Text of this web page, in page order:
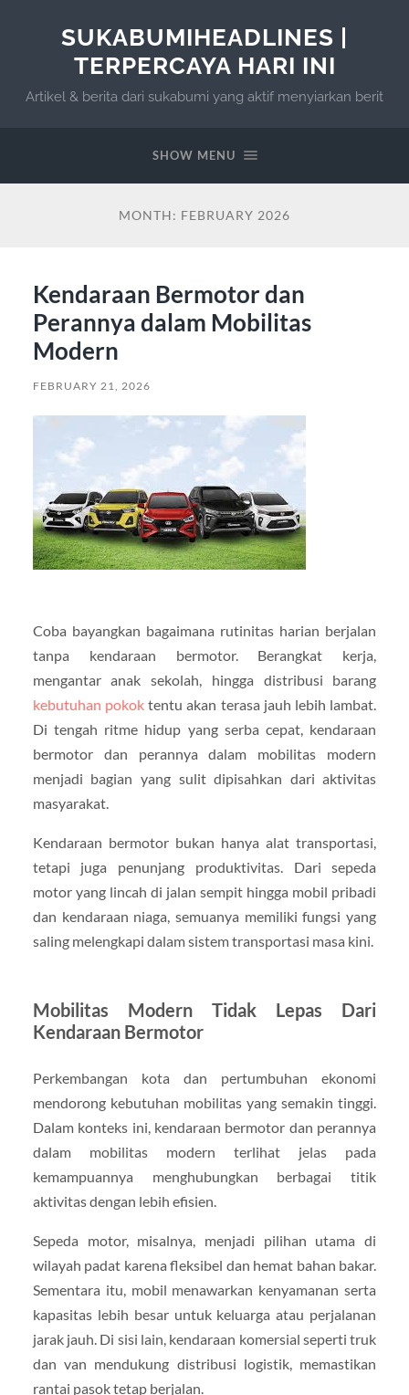
SUKABUMIHEADLINES |
TERPERCAYA HARI INI
Artikel & berita dari sukabumi yang aktif menyiarkan berit
SHOW MENU
MONTH: FEBRUARY 2026
Kendaraan Bermotor dan
Perannya dalam Mobilitas
Modern
FEBRUARY 21, 2026
Coba bayangkan bagaimana rutinitas harian berjalan
tanpa kendaraan bermotor. Berangkat kerja,
mengantar anak sekolah, hingga distribusi barang
kebutuhan pokok tentu akan terasa jauh lebih lambat.
Di tengah ritme hidup yang serba cepat, kendaraan
bermotor dan perannya dalam mobilitas modern
menjadi bagian yang sulit dipisahkan dari aktivitas
masyarakat.
Kendaraan bermotor bukan hanya alat transportasi,
tetapi juga penunjang produktivitas. Dari sepeda
motor yang lincah di jalan sempit hingga mobil pribadi
dan kendaraan niaga, semuanya memiliki fungsi yang
saling melengkapi dalam sistem transportasi masa kini.
Mobilitas Modern Tidak Lepas Dari
Kendaraan Bermotor
Perkembangan kota dan pertumbuhan ekonomi
mendorong kebutuhan mobilitas yang semakin tinggi.
Dalam konteks ini, kendaraan bermotor dan perannya
dalam mobilitas modern terlihat jelas pada
kemampuannya menghubungkan berbagai titik
aktivitas dengan lebih efisien.
Sepeda motor, misalnya, menjadi pilihan utama di
wilayah padat karena fleksibel dan hemat bahan bakar.
Sementara itu, mobil menawarkan kenyamanan serta
kapasitas lebih besar untuk keluarga atau perjalanan
jarak jauh. Di sisi lain, kendaraan komersial seperti truk
dan van mendukung distribusi logistik, memastikan
rantai pasok tetap berjalan.